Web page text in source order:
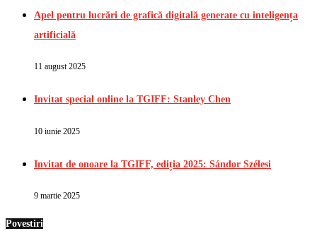
Apel pentru lucrări de grafică digitală generate cu inteligența
artificială
11 august 2025
Invitat special online la TGIFF: Stanley Chen
10 iunie 2025
Invitat de onoare la TGIFF, ediția 2025: Sándor Szélesi
9 martie 2025
Povestiri